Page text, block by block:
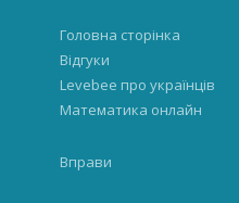
Головна сторінка
Відгуки
Levebee про українців
Математика онлайн
Вправи